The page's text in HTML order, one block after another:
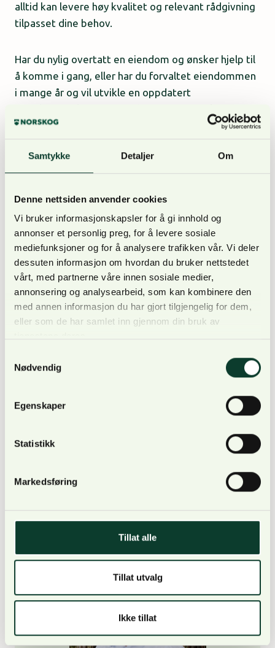
Samtykke Detaljer Om
Denne nettsiden anvender cookies
Vi bruker informasjonskapsler for å gi innhold og
annonser et personlig preg, for å levere sosiale
mediefunksjoner og for å analysere trafikken vår. Vi deler
dessuten informasjon om hvordan du bruker nettstedet
vårt, med partnerne våre innen sosiale medier,
annonsering og analysearbeid, som kan kombinere den
med annen informasjon du har gjort tilgjengelig for dem,
eller som de har samlet inn gjennom din bruk av
Nødvendig
Egenskaper
Statistikk
Markedsføring
Tillat alle
Tillat utvalg
Ikke tillat
alltid kan levere høy kvalitet og relevant rådgivning
tilpasset dine behov.
Har du nylig overtatt en eiendom og ønsker hjelp til
å komme i gang, eller har du forvaltet eiendommen
i mange år og vil utvikle en oppdatert
være en støttespiller.
Skogbruket er i stadig utvikling, og vi vet at det kan
muligheter, regler og metoder. Ta gjerne kontakt
dersom du har spørsmål, trenger råd, eller ønsker en
vurdering – vi hjelper deg med glede!
Andre spesifikke
tjenester:
Vegplanlegging
Ringstad, for mer
om utviklingen av din skog-
og utmarkseiendom.